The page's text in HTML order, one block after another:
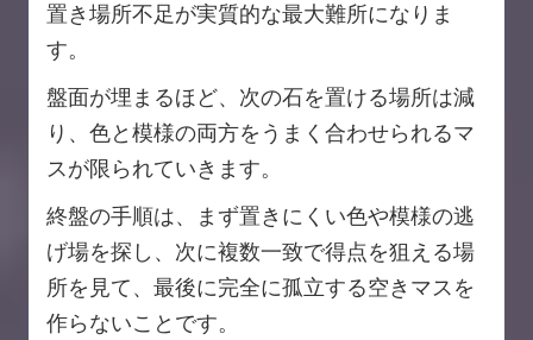
置き場所不足が実質的な最大難所になりま
す。
盤面が埋まるほど、次の石を置ける場所は減
り、色と模様の両方をうまく合わせられるマ
スが限られていきます。
終盤の手順は、まず置きにくい色や模様の逃
げ場を探し、次に複数一致で得点を狙える場
所を見て、最後に完全に孤立する空きマスを
作らないことです。